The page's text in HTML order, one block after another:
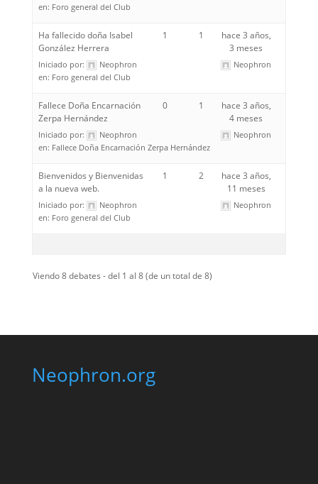
en: Foro general del Club
Ha fallecido doña Isabel
González Herrera
Iniciado por:
Neophron
en: Foro general del Club
1 1
hace 3 años,
3 meses
Neophron
Fallece Doña Encarnación
Zerpa Hernández
Iniciado por:
Neophron
en: Fallece Doña Encarnación Zerpa Hernández
0 1
hace 3 años,
4 meses
Neophron
Bienvenidos y Bienvenidas
a la nueva web.
Iniciado por:
Neophron
en: Foro general del Club
1 2
hace 3 años,
11 meses
Neophron
Viendo 8 debates - del 1 al 8 (de un total de 8)
Neophron.org